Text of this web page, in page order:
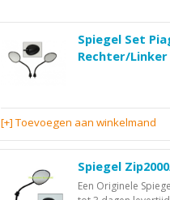
Spiegel Set
Rechter/Linker
[+] Toevoegen aan winkelmand
Spiegel
Een Originele